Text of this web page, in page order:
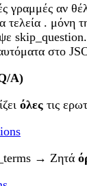
γραμμές αν
τελεία . μόνη
skip_question.
στο
/A)
όλες τις
→ Ζητά